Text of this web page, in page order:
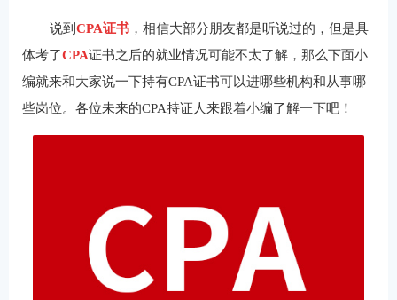
说到 CPA证书，相信大部分朋友都是听说过的，但是具
体考了CPA证书之后的就业情况可能不太了解，那么下面小
编就来和大家说一下持有CPA证书可以进哪些机构和从事哪
些岗位。各位未来的CPA持证人来跟着小编了解一下吧！